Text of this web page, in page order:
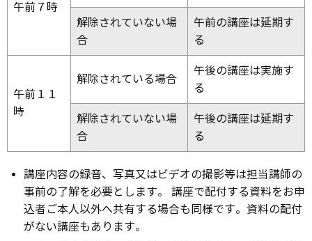
午前７時
解除されていない場
合
午前の講座は延期す
る
午前１１
時
解除されている場合
午後の講座は実施す
る
解除されていない場
合
午後の講座は延期す
る
講座内容の録音、写真又はビデオの撮影等は担当講師の
事前の了解を必要とします。 講座で配付する資料をお申
込者ご本人以外へ共有する場合も同様です。資料の配付
がない講座もあります。